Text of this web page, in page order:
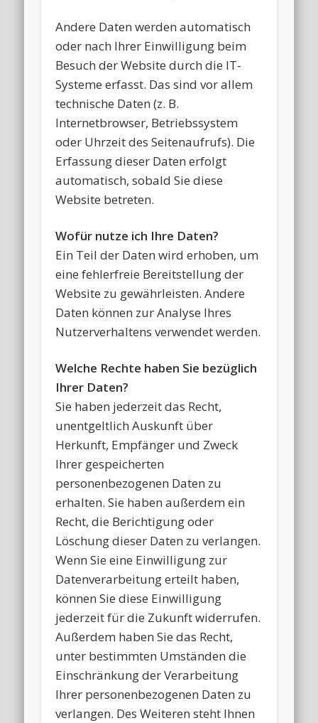
Andere Daten werden automatisch
oder nach Ihrer Einwilligung beim
Besuch der Website durch die IT-
Systeme erfasst. Das sind vor allem
technische Daten (z. B.
Internetbrowser, Betriebssystem
oder Uhrzeit des Seitenaufrufs). Die
Erfassung dieser Daten erfolgt
automatisch, sobald Sie diese
Website betreten.
Wofür nutze ich Ihre Daten?
Ein Teil der Daten wird erhoben, um
eine fehlerfreie Bereitstellung der
Website zu gewährleisten. Andere
Daten können zur Analyse Ihres
Nutzerverhaltens verwendet werden.
Welche Rechte haben Sie bezüglich
Ihrer Daten?
Sie haben jederzeit das Recht,
unentgeltlich Auskunft über
Herkunft, Empfänger und Zweck
Ihrer gespeicherten
personenbezogenen Daten zu
erhalten. Sie haben außerdem ein
Recht, die Berichtigung oder
Löschung dieser Daten zu verlangen.
Wenn Sie eine Einwilligung zur
Datenverarbeitung erteilt haben,
können Sie diese Einwilligung
jederzeit für die Zukunft widerrufen.
Außerdem haben Sie das Recht,
unter bestimmten Umständen die
Einschränkung der Verarbeitung
Ihrer personenbezogenen Daten zu
verlangen. Des Weiteren steht Ihnen